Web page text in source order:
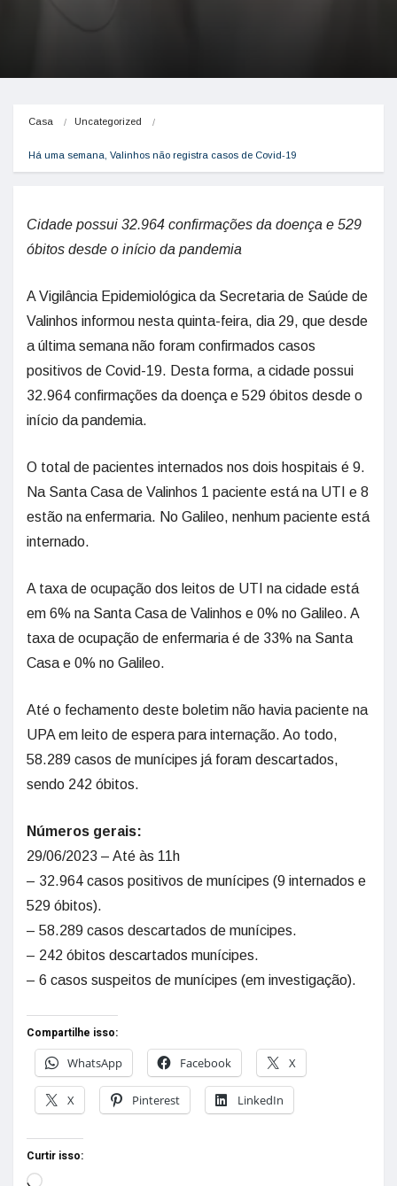
Casa Uncategorized
Há uma semana, Valinhos não registra casos de Covid-19
Cidade possui 32.964 confirmações da doença e 529
óbitos desde o início da pandemia
A Vigilância Epidemiológica da Secretaria de Saúde de
Valinhos informou nesta quinta-feira, dia 29, que desde
a última semana não foram confirmados casos
positivos de Covid-19. Desta forma, a cidade possui
32.964 confirmações da doença e 529 óbitos desde o
início da pandemia.
O total de pacientes internados nos dois hospitais é 9.
Na Santa Casa de Valinhos 1 paciente está na UTI e 8
estão na enfermaria. No Galileo, nenhum paciente está
internado.
A taxa de ocupação dos leitos de UTI na cidade está
em 6% na Santa Casa de Valinhos e 0% no Galileo. A
taxa de ocupação de enfermaria é de 33% na Santa
Casa e 0% no Galileo.
Até o fechamento deste boletim não havia paciente na
UPA em leito de espera para internação. Ao todo,
58.289 casos de munícipes já foram descartados,
sendo 242 óbitos.
Números gerais:
29/06/2023 – Até às 11h
– 32.964 casos positivos de munícipes (9 internados e
529 óbitos).
– 58.289 casos descartados de munícipes.
– 242 óbitos descartados munícipes.
– 6 casos suspeitos de munícipes (em investigação).
Compartilhe isso:
WhatsApp
Facebook X
X Pinterest LinkedIn
Curtir isso: